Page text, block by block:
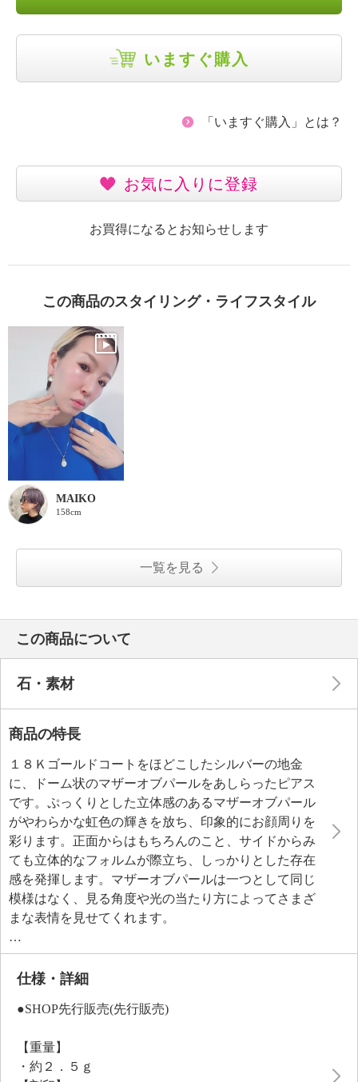
いますぐ購入
「いますぐ購入」とは？
お気に入りに登録
お買得になるとお知らせします
この商品のスタイリング・ライフスタイル
MAIKO
158cm
一覧を見る
この商品について
石・素材
商品の特長
１８Ｋゴールドコートをほどこしたシルバーの地金
に、ドーム状のマザーオブパールをあしらったピアス
です。ぷっくりとした立体感のあるマザーオブパール
がやわらかな虹色の輝きを放ち、印象的にお顔周りを
彩ります。正面からはもちろんのこと、サイドからみ
ても立体的なフォルムが際立ち、しっかりとした存在
感を発揮します。マザーオブパールは一つとして同じ
模様はなく、見る角度や光の当たり方によってさまざ
まな表情を見せてくれます。
マザーオブパールとポストをつなぐ部分にはデザイン
をほどこし、ラウンドブリリアントカットのＣＺを４
石ずつ（片耳）セッティングしたことで、より洗練さ
仕様・詳細
●SHOP先行販売(先行販売)
【重量】
・約２．５ｇ